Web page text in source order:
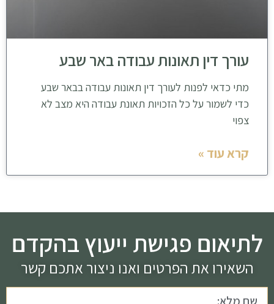
עורך דין תאונות עבודה באר שבע
מתי כדאי לפנות לעורך דין תאונות עבודה בבאר שבע
כדי לשמור על כל הזכויות תאונת עבודה היא מצב לא
צפוי
קרא עוד »
לתיאום פגישת ייעוץ בהקדם
השאירו את הפרטים ואנו ניצור אתכם קשר